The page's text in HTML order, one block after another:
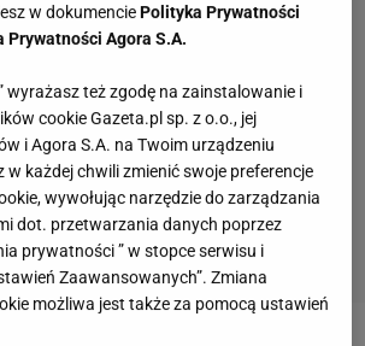
w dokumenciePolityka Prywatności
Prywatności Agora S.A.
wyrażasz też zgodę na zainstalowanie i
cookie Gazeta.pl sp. z o.o., jej
i Agora S.A. na Twoim urządzeniu
w każdej chwili zmienić swoje preferencje
wywołując narzędzie do zarządzania
dot. przetwarzania danych poprzez
prywatności ” w stopce serwisu i
Zaawansowanych”. Zmiana
możliwa jest także za pomocą ustawień